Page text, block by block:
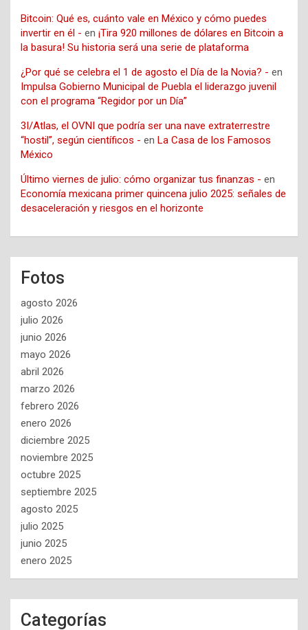
Bitcoin: Qué es, cuánto vale en México y cómo puedes
invertir en él - en ¡Tira 920 millones de dólares en Bitcoin a
la basura! Su historia será una serie de plataforma
¿Por qué se celebra el 1 de agosto el Día de la Novia? - en
Impulsa Gobierno Municipal de Puebla el liderazgo juvenil
con el programa “Regidor por un Día”
3I/Atlas, el OVNI que podría ser una nave extraterrestre
“hostil”, según científicos - en La Casa de los Famosos
México
Último viernes de julio: cómo organizar tus finanzas - en
Economía mexicana primer quincena julio 2025: señales de
desaceleración y riesgos en el horizonte
Fotos
agosto 2026
julio 2026
junio 2026
mayo 2026
abril 2026
marzo 2026
febrero 2026
enero 2026
diciembre 2025
noviembre 2025
octubre 2025
septiembre 2025
agosto 2025
julio 2025
junio 2025
enero 2025
Categorías